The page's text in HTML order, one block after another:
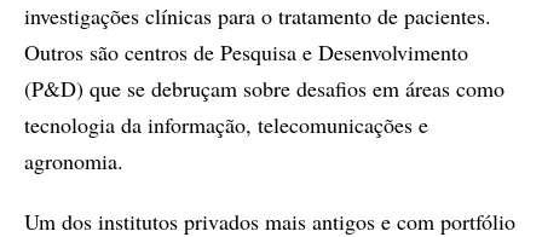
investigações clínicas para o tratamento de pacientes.
Outros são centros de Pesquisa e Desenvolvimento
(P&D) que se debruçam sobre desafios em áreas como
tecnologia da informação, telecomunicações e
agronomia.
Um dos institutos privados mais antigos e com portfólio